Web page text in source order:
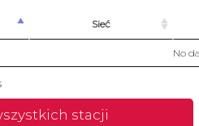
Sieć
No
stacji